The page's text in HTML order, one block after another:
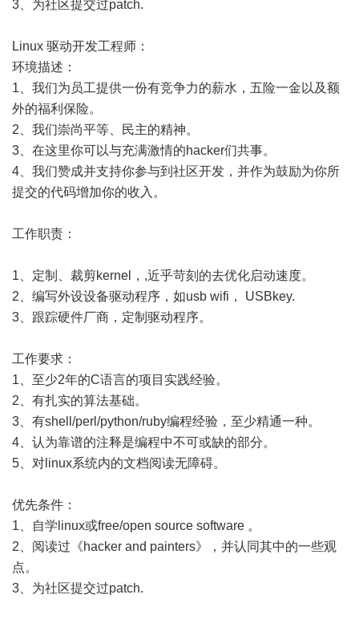
3、为社区提交过patch.
Linux 驱动开发工程师：
环境描述：
1、我们为员工提供一份有竞争力的薪水，五险一金以及额
外的福利保险。
2、我们崇尚平等、民主的精神。
3、在这里你可以与充满激情的hacker们共事。
4、我们赞成并支持你参与到社区开发，并作为鼓励为你所
提交的代码增加你的收入。
工作职责：
1、定制、裁剪kernel，,近乎苛刻的去优化启动速度。
2、编写外设设备驱动程序，如usb wifi， USBkey.
3、跟踪硬件厂商，定制驱动程序。
工作要求：
1、至少2年的C语言的项目实践经验。
2、有扎实的算法基础。
3、有shell/perl/python/ruby编程经验，至少精通一种。
4、认为靠谱的注释是编程中不可或缺的部分。
5、对linux系统内的文档阅读无障碍。
优先条件：
1、自学linux或free/open source software 。
2、阅读过《hacker and painters》，并认同其中的一些观
点。
3、为社区提交过patch.